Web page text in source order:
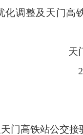
化调整及天门高
天
门高铁站公交